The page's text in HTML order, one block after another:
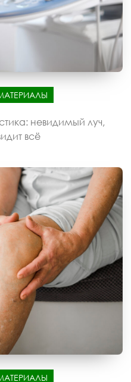
невидимый луч,
всё